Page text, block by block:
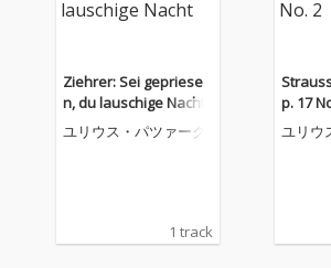
Ziehrer: Sei gepriese
n, du lauschige Nacht
ユリウス・パツァーク
1 track
p. 17
ユリウ